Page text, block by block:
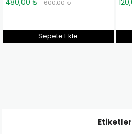
Sepete Ekle
Etiketler